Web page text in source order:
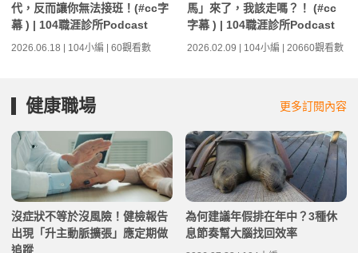
代，反而讓你無法接班！(#cc字
幕 ) | 104職涯診所Podcast
2026.06.18 | 104小編 | 60觀看數
馬」來了，我該走嗎？！ (#cc
字幕 ) | 104職涯診所Podcast
2026.02.09 | 104小編 | 20660觀看數
健康職場 更多訂閱內容
沒症狀不等於沒風險！健檢報告
出現「升主動脈擴張」應定期做
追蹤
為何建議年假排在年中？3種休
息節奏幫大腦找回效率